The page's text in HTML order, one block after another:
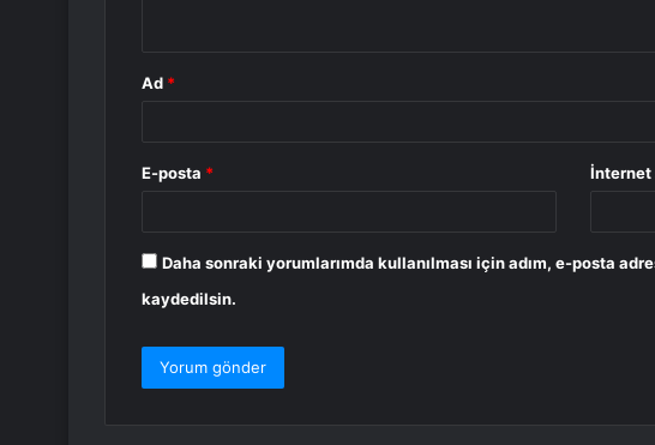
Ad *
E-posta * İnternet
Daha sonraki yorumlarımda kullanılması için adım, e-posta
kaydedilsin.